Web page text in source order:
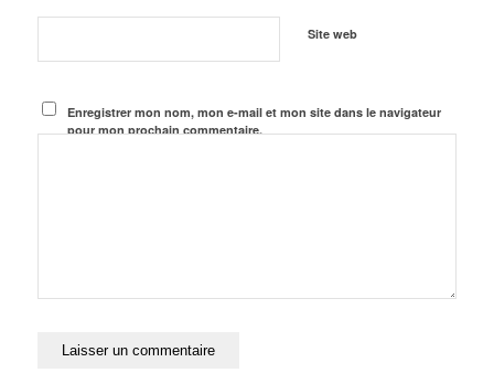
Site web
Enregistrer mon nom, mon e-mail et mon site dans le navigateur
pour mon prochain commentaire.